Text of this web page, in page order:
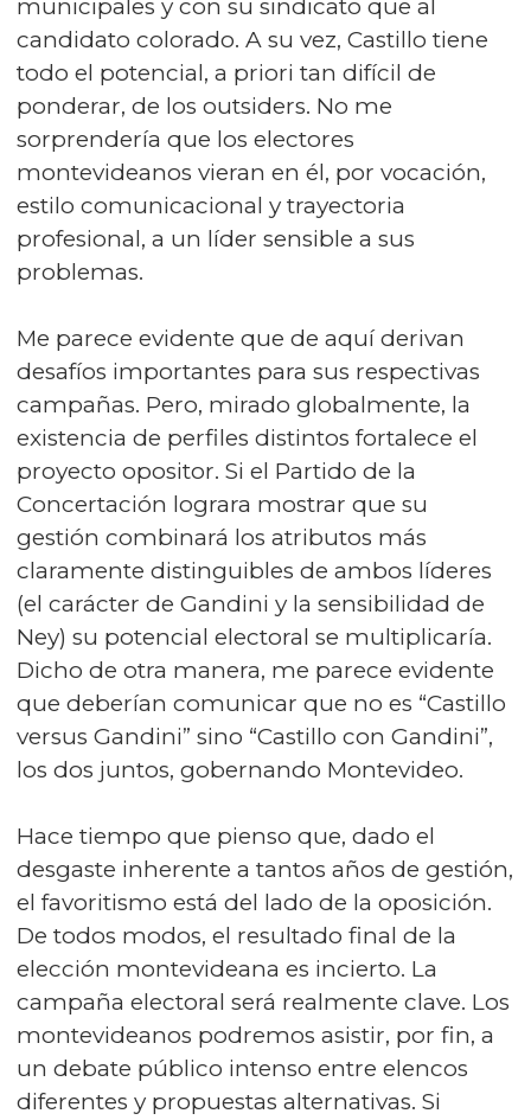
municipales y con su sindicato que al
candidato colorado. A su vez, Castillo tiene
todo el potencial, a priori tan difícil de
ponderar, de los outsiders. No me
sorprendería que los electores
montevideanos vieran en él, por vocación,
estilo comunicacional y trayectoria
profesional, a un líder sensible a sus
problemas.
Me parece evidente que de aquí derivan
desafíos importantes para sus respectivas
campañas. Pero, mirado globalmente, la
existencia de perfiles distintos fortalece el
proyecto opositor. Si el Partido de la
Concertación lograra mostrar que su
gestión combinará los atributos más
claramente distinguibles de ambos líderes
(el carácter de Gandini y la sensibilidad de
Ney) su potencial electoral se multiplicaría.
Dicho de otra manera, me parece evidente
que deberían comunicar que no es “Castillo
versus Gandini” sino “Castillo con Gandini”,
los dos juntos, gobernando Montevideo.
Hace tiempo que pienso que, dado el
desgaste inherente a tantos años de gestión,
el favoritismo está del lado de la oposición.
De todos modos, el resultado final de la
elección montevideana es incierto. La
campaña electoral será realmente clave. Los
montevideanos podremos asistir, por fin, a
un debate público intenso entre elencos
diferentes y propuestas alternativas. Si